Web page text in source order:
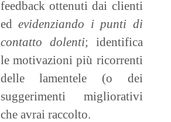
feedback ottenuti dai clienti
edevidenziando i punti di
contatto dolenti; identifica
le motivazioni più ricorrenti
delle lamentele (o dei
suggerimenti migliorativi
che avrai raccolto.